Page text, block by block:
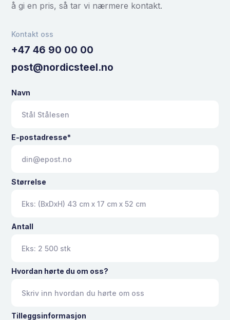
å gi en pris, så tar vi nærmere kontakt.
Kontakt oss
+47 46 90 00 00
post@nordicsteel.no
Navn
E-postadresse*
Størrelse
Antall
Hvordan hørte du om oss?
Tilleggsinformasjon